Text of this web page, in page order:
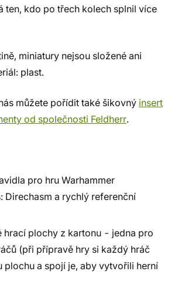
ten, kdo po třech kolech splnil více
miniatury nejsou složené ani
plast.
můžete pořídit také šikovný insert
od společnosti Feldherr.
pro hru Warhammer
Direchasm a rychlý referenční
hrací plochy z kartonu - jedna pro
(při přípravě hry si každý hráč
plochu a spojí je, aby vytvořili herní